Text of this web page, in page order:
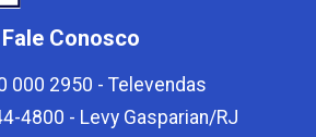
Fale Conosco
000 2950 - Televendas
4800 - Levy Gasparian/RJ